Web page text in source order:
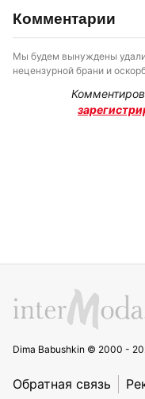
Комментарии
Мы будем вынуждены
нецензурной брани и
Dima Babushkin © 2000 -
Обратная связь